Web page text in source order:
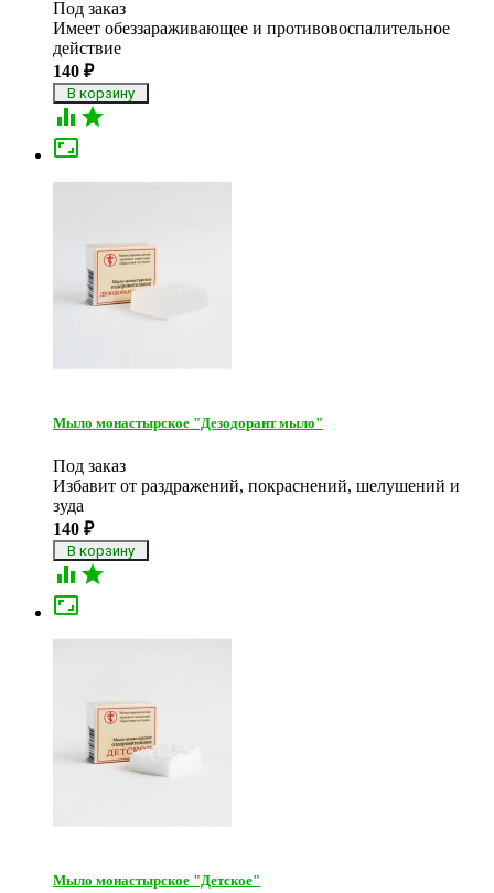
Под заказ
Имеет обеззараживающее и противовоспалительное
действие
140 ₽
 

Мыло монастырское "Дезодорант мыло"
Под заказ
Избавит от раздражений, покраснений, шелушений и
зуда
140 ₽
 

Мыло монастырское "Детское"